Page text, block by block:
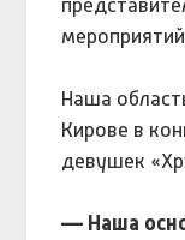
Наша
Кирове в
девушек
— Наша